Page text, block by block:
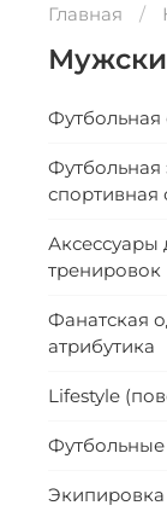
Главная
Футбольная
Футбольная
спортивная
Аксессуары
тренировок
Фанатская
атрибутика
Lifestyle
Экипировка